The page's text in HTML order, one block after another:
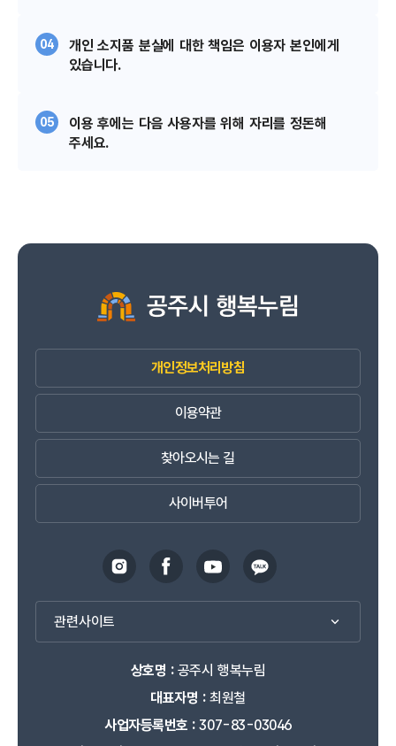
04
개인 소지품 분실에 대한 책임은 이용자 본인에게
있습니다.
05
이용 후에는 다음 사용자를 위해 자리를 정돈해
주세요.
개인정보처리방침
이용약관
찾아오시는 길
사이버투어
관련사이트
상호명 :공주시 행복누림
대표자명 :최원철
사업자등록번호 :307-83-03046